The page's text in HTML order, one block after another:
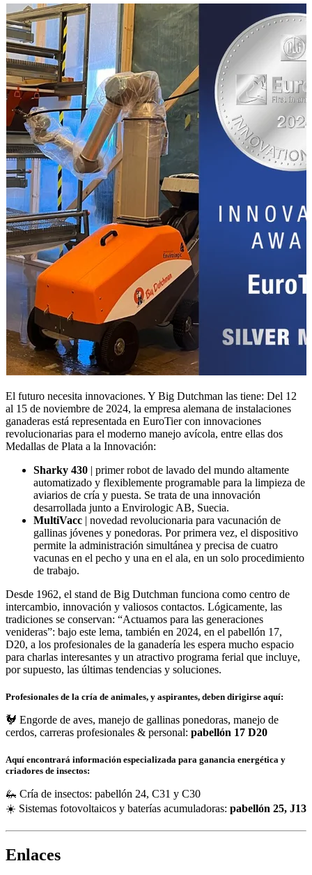
El futuro necesita innovaciones. Y Big Dutchman las tiene: Del 12
al 15 de noviembre de 2024, la empresa alemana de instalaciones
ganaderas está representada en EuroTier con innovaciones
revolucionarias para el moderno manejo avícola, entre ellas dos
Medallas de Plata a la Innovación:
Sharky 430 | primer robot de lavado del mundo altamente
automatizado y flexiblemente programable para la limpieza de
aviarios de cría y puesta. Se trata de una innovación
desarrollada junto a Envirologic AB, Suecia.
MultiVacc | novedad revolucionaria para vacunación de
gallinas jóvenes y ponedoras. Por primera vez, el dispositivo
permite la administración simultánea y precisa de cuatro
vacunas en el pecho y una en el ala, en un solo procedimiento
de trabajo.
Desde 1962, el stand de Big Dutchman funciona como centro de
intercambio, innovación y valiosos contactos. Lógicamente, las
tradiciones se conservan: “Actuamos para las generaciones
venideras”: bajo este lema, también en 2024, en el pabellón 17,
D20, a los profesionales de la ganadería les espera mucho espacio
para charlas interesantes y un atractivo programa ferial que incluye,
por supuesto, las últimas tendencias y soluciones.
Profesionales de la cría de animales, y aspirantes, deben dirigirse aquí:
🐓 Engorde de aves, manejo de gallinas ponedoras, manejo de
cerdos, carreras profesionales & personal: pabellón 17 D20
Aquí encontrará información especializada para ganancia energética y
criadores de insectos:
🦗 Cría de insectos: pabellón 24, C31 y C30
☀️ Sistemas fotovoltaicos y baterías acumuladoras: pabellón 25, J13
Enlaces